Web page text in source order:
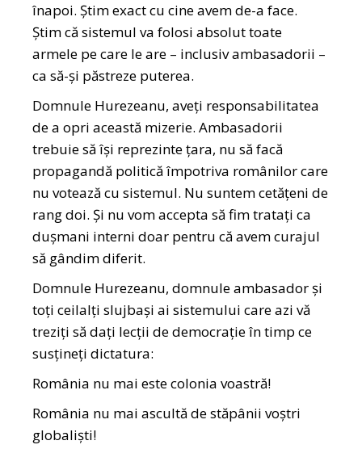
înapoi. Știm exact cu cine avem de-a face.
Știm că sistemul va folosi absolut toate
armele pe care le are – inclusiv ambasadorii –
ca să-și păstreze puterea.
Domnule Hurezeanu, aveți responsabilitatea
de a opri această mizerie. Ambasadorii
trebuie să își reprezinte țara, nu să facă
propagandă politică împotriva românilor care
nu votează cu sistemul. Nu suntem cetățeni de
rang doi. Și nu vom accepta să fim tratați ca
dușmani interni doar pentru că avem curajul
să gândim diferit.
Domnule Hurezeanu, domnule ambasador și
toți ceilalți slujbași ai sistemului care azi vă
treziți să dați lecții de democrație în timp ce
susțineți dictatura:
România nu mai este colonia voastră!
România nu mai ascultă de stăpânii voștri
globaliști!